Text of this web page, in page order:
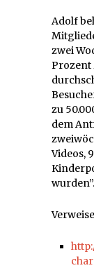
Adolf
zwei
Prozent
zu
dem
Videos,
wurden”.